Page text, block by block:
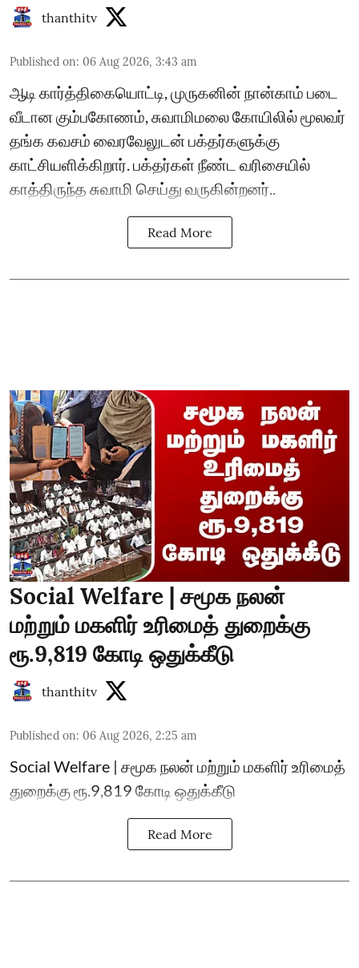
thanthitv
Published on: 06 Aug 2026, 3:43 am
ஆடி கார்த்திகையொட்டி, முருகனின் நான்காம் படை
வீடான கும்பகோணம், சுவாமிமலை கோயிலில் மூலவர்
தங்க கவசம் வைரவேலுடன் பக்தர்களுக்கு
காட்சியளிக்கிறார். பக்தர்கள் நீண்ட வரிசையில்
காத்திருந்த சுவாமி செய்து வருகின்றனர்..
Read More
Social Welfare | சமூக நலன்
மற்றும் மகளிர் உரிமைத் துறைக்கு
ரூ.9,819 கோடி ஒதுக்கீடு
thanthitv
Published on: 06 Aug 2026, 2:25 am
Social Welfare | சமூக நலன் மற்றும் மகளிர் உரிமைத்
துறைக்கு ரூ.9,819 கோடி ஒதுக்கீடு
Read More